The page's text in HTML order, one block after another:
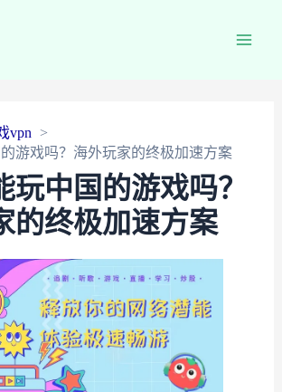
vpn
游戏吗？海外玩家的终极加速方案
玩中国的游戏吗？
的终极加速方案